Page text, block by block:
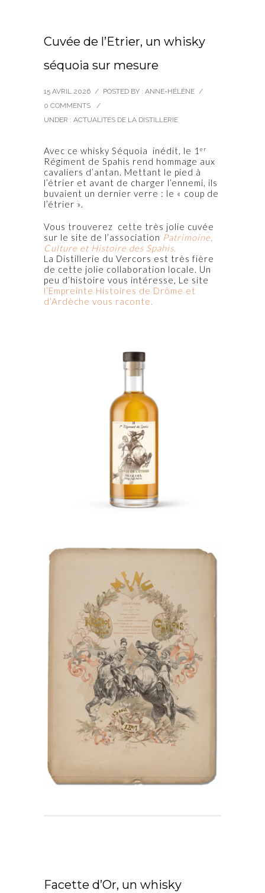
Cuvée de l’Etrier, un whisky
séquoia sur mesure
15 AVRIL 2026 / POSTED BY : ANNE-HÉLÈNE /
0 COMMENTS
/
UNDER : ACTUALITÉS DE LA DISTILLERIE
Avec ce whisky Séquoia inédit, le 1 er
Régiment de Spahis rend hommage aux
cavaliers d’antan. Mettant le pied à
l’étrier et avant de charger l’ennemi, ils
buvaient un dernier verre : le « coup de
l’étrier ».
Vous trouverez cette très jolie cuvée
sur le site de l’association Patrimoine,
Culture et Histoire des Spahis.
La Distillerie du Vercors est très fière
de cette jolie collaboration locale. Un
peu d’histoire vous intéresse, Le site
l’Empreinte Histoires de Drôme et
d’Ardèche vous raconte.
Facette d’Or, un whisky